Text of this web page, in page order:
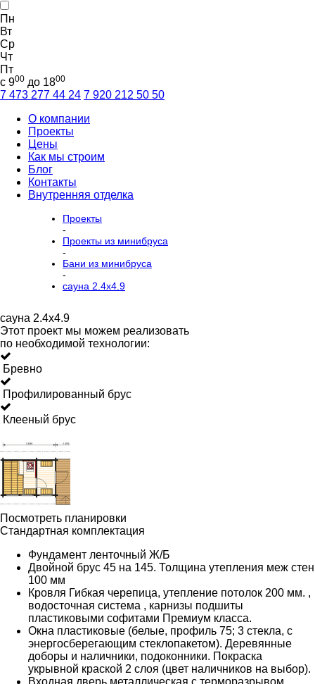
Пн
Вт
Ср
Чт
Пт
с 900 до 1800
7 473 277 44 24 7 920 212 50 50
О компании
Проекты
Цены
Как мы строим
Блог
Контакты
Внутренняя отделка
Проекты
-
Проекты из минибруса
-
Бани из минибруса
-
сауна 2.4x4.9
сауна 2.4x4.9
Этот проект мы можем реализовать
по необходимой технологии:
Бревно
Профилированный брус
Клееный брус
Посмотреть планировки
Стандартная комплектация
Фундамент ленточный Ж/Б
Двойной брус 45 на 145. Толщина утепления меж стен
100 мм
Кровля Гибкая черепица, утепление потолок 200 мм. ,
водосточная система , карнизы подшиты
пластиковыми софитами Премиум класса.
Окна пластиковые (белые, профиль 75; 3 стекла, с
энергосберегающим стеклопакетом). Деревянные
доборы и наличники, подоконники. Покраска
укрывной краской 2 слоя (цвет наличников на выбор).
Входная дверь металлическая с терморазрывом,